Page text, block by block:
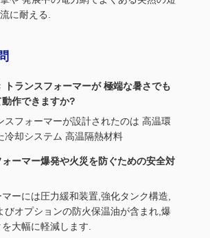
に耐える.
トランスフォーマーが 極端な暑さでも
作できますか?
スフォーマーが設計されたのは 高温環
冷却システム 高温隔熱材料
ーマー爆発や火災を防ぐための安全対
マーには圧力緩和装置,強化タンク構造,
びオプションの防火保温油が含まれ,爆
大幅に軽減します.